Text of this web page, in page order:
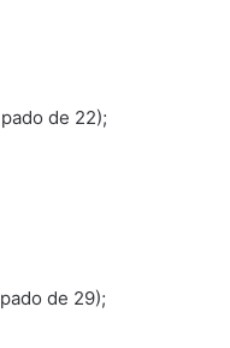
de 22);
de 29);